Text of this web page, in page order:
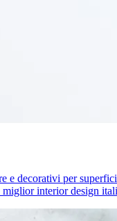
e decorativi per
interior design